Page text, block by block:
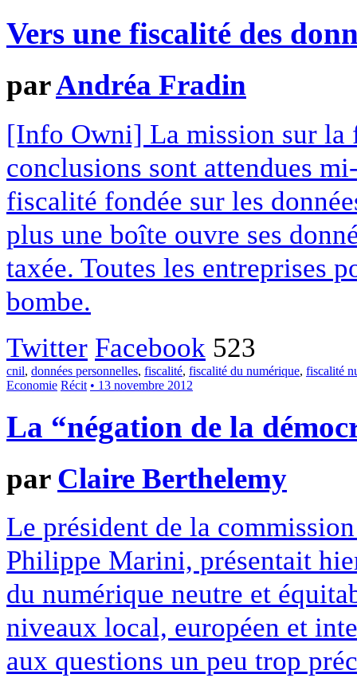
Vers une fiscalité des
parAndréa Fradin
[Info Owni] La mission sur la
conclusions sont attendues
fiscalité fondée sur les
plus une boîte ouvre ses
taxée. Toutes les entreprises
bombe.
Twitter Facebook 523
cnil, données personnelles, fiscalité, fiscalité du numérique, fiscalité
Economie Récit • 13 novembre 2012
La “négation de la
par Claire Berthelemy
Le président de la
Philippe Marini, présentait
du numérique neutre et
niveaux local, européen et
aux questions un peu trop